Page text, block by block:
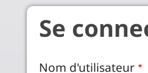
Aller au contenu principal
Se
Nom d'utilisateur